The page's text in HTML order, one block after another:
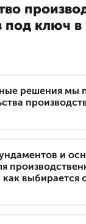
под ключ в
решения мы
и
выбирается